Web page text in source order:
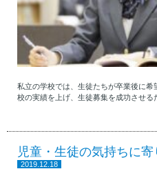
私立の学校では、生徒たちが卒業後に
校の実績を上げ、生徒募集を成功させる
児童・生徒の気持ちに
2019.12.18